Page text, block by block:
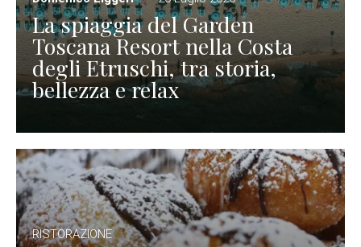
La spiaggia del Garden
Toscana Resort nella Costa
degli Etruschi, tra storia,
bellezza e relax
RISTORAZIONE